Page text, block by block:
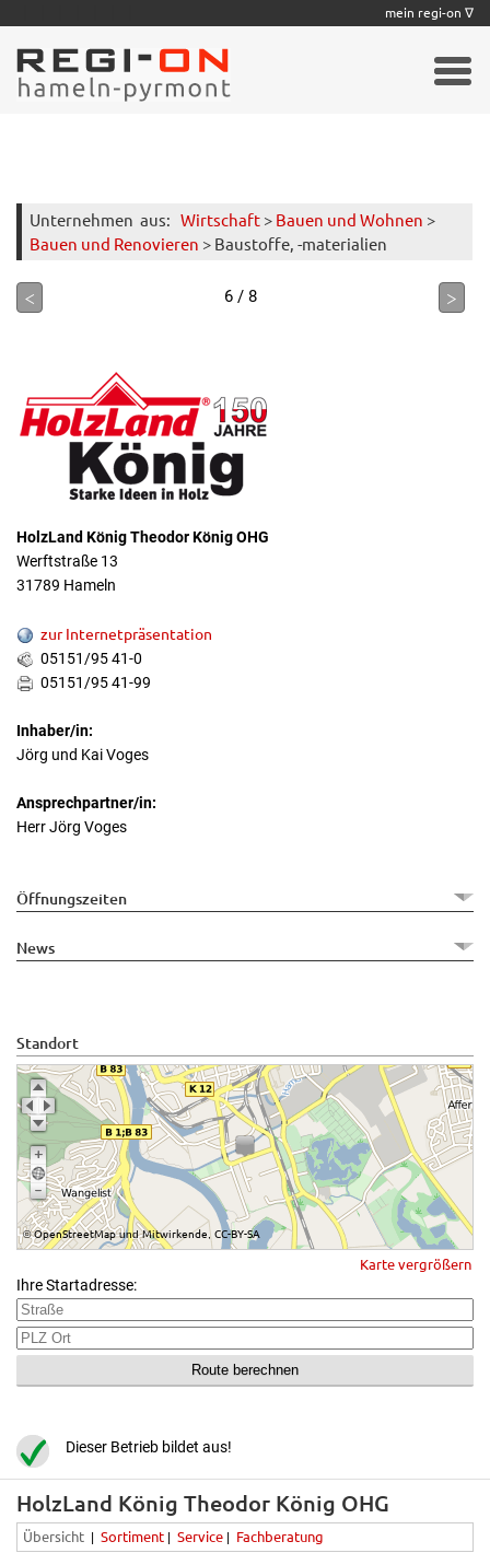
Unternehmen aus: Wirtschaft > Bauen und Wohnen >
Bauen und Renovieren > Baustoffe, -materialien
< 6 / 8 >
HolzLand König Theodor König OHG
Werftstraße 13
31789 Hameln
zur Internetpräsentation
05151/95 41-0
05151/95 41-99
Inhaber/in:
Jörg und Kai Voges
Ansprechpartner/in:
Herr Jörg Voges
Öffnungszeiten
News
Standort
©OpenStreetMapundMitwirkende CC-BY-SA
Karte vergrößern
Ihre Startadresse:
Dieser Betrieb bildet aus!
HolzLand König Theodor König OHG
Übersicht | Sortiment | Service | Fachberatung
mein regi-on ∇